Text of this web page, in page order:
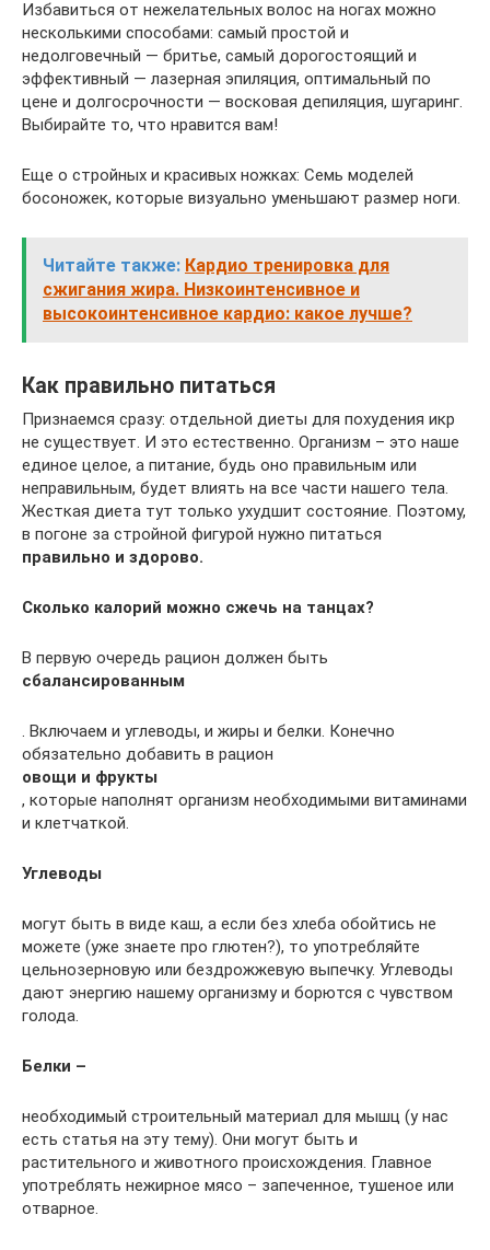
Избавиться от нежелательных волос на ногах можно
несколькими способами: самый простой и
недолговечный — бритье, самый дорогостоящий и
эффективный — лазерная эпиляция, оптимальный по
цене и долгосрочности — восковая депиляция, шугаринг.
Выбирайте то, что нравится вам!
Еще о стройных и красивых ножках: Семь моделей
босоножек, которые визуально уменьшают размер ноги.
Читайте также: Кардио тренировка для
сжигания жира. Низкоинтенсивное и
высокоинтенсивное кардио: какое лучше?
Как правильно питаться
Признаемся сразу: отдельной диеты для похудения икр
не существует. И это естественно. Организм – это наше
единое целое, а питание, будь оно правильным или
неправильным, будет влиять на все части нашего тела.
Жесткая диета тут только ухудшит состояние. Поэтому,
в погоне за стройной фигурой нужно питаться
правильно и здорово.
Сколько калорий можно сжечь на танцах?
В первую очередь рацион должен быть
сбалансированным
. Включаем и углеводы, и жиры и белки. Конечно
обязательно добавить в рацион
овощи и фрукты
, которые наполнят организм необходимыми витаминами
и клетчаткой.
Углеводы
могут быть в виде каш, а если без хлеба обойтись не
можете (уже знаете про глютен?), то употребляйте
цельнозерновую или бездрожжевую выпечку. Углеводы
дают энергию нашему организму и борются с чувством
голода.
Белки –
необходимый строительный материал для мышц (у нас
есть статья на эту тему). Они могут быть и
растительного и животного происхождения. Главное
употреблять нежирное мясо – запеченное, тушеное или
отварное.